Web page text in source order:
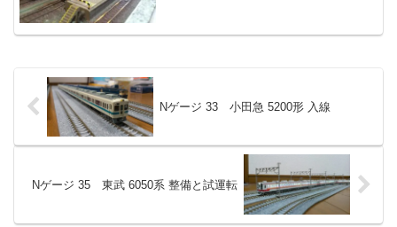
Nゲージ 33 小田急 5200形 入線
Nゲージ 35 東武 6050系 整備と試運転